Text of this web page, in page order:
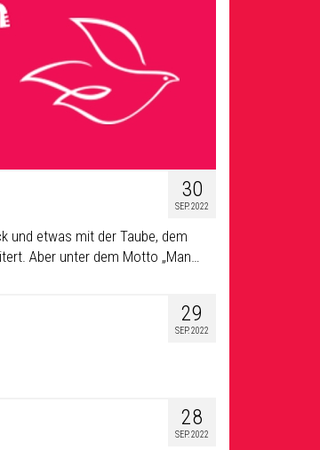
30
SEP. 2022
und etwas mit der Taube, dem
Aber unter dem Motto „Man…
29
SEP. 2022
28
SEP. 2022